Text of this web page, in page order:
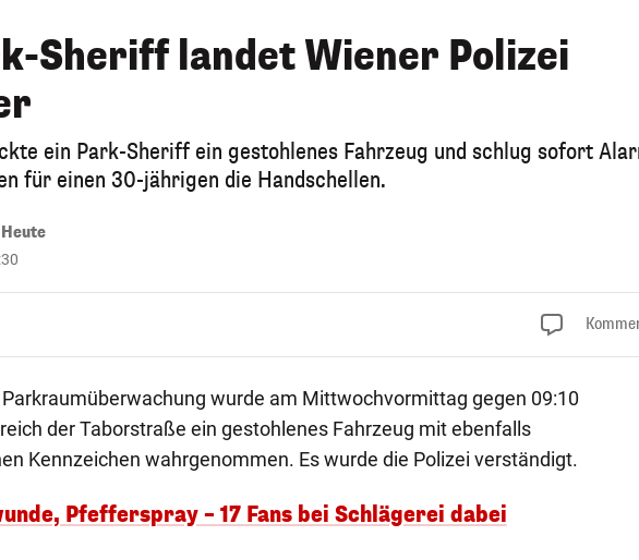
Sheriff landet Wiener Polizei
ein Park-Sheriff ein gestohlenes Fahrzeug und schlug sofort
für einen 30-jährigen die Handschellen.
Parkraumüberwachung wurde am Mittwochvormittag gegen 09:10
der Taborstraße ein gestohlenes Fahrzeug mit ebenfalls
Kennzeichen wahrgenommen. Es wurde die Polizei verständigt.
Pfefferspray – 17 Fans bei Schlägerei dabei